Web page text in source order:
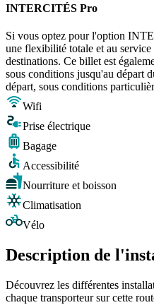
INTERCITÉS Pro
Si vous optez pour l'option
une flexibilité totale et au
destinations. Ce billet est
sous conditions jusqu'au départ
départ, sous conditions
Wifi
Prise électrique
Bagage
Accessibilité
Nourriture et boisson
Climatisation
Vélo
Description de
Découvrez les différentes
chaque transporteur sur cette